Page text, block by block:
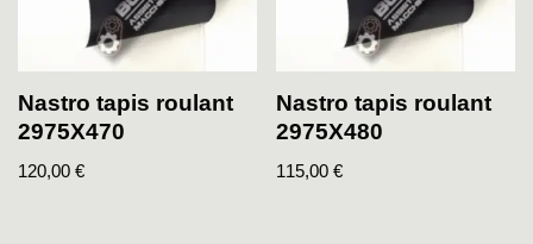
Nastro tapis roulant
2975X470
120,00 €
Nastro tapis roulant
2975X480
115,00€